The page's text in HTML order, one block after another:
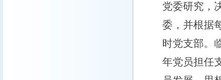
党委研究，
委，并根据
时党支部。
年党员担任